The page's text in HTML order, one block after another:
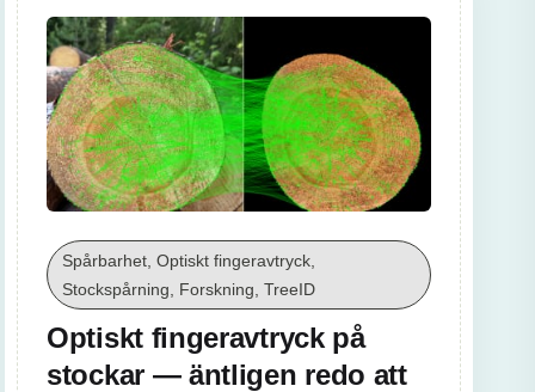
Spårbarhet, Optiskt fingeravtryck,
Stockspårning, Forskning, TreeID
Optiskt fingeravtryck på
stockar — äntligen redo att